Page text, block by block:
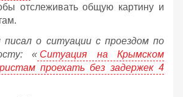
отслеживать общую картину и
писал о ситуации с проездом по
« Ситуация на Крымском
проехать без задержек 4